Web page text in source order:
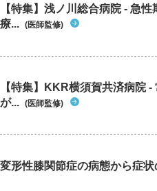
【特集】浅ノ川総合病院 - 急
療... (医師監修)
【特集】KKR横須賀共済病院
が... (医師監修)
変形性膝関節症の病態から症